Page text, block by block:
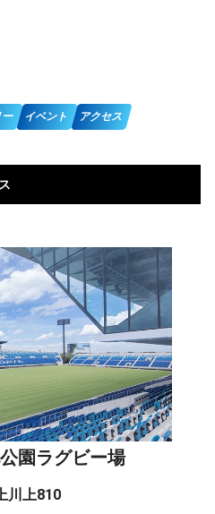
ー イベント アクセス
園ラグビー場
川上810